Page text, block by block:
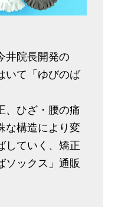
井院長開発の
いて「ゆびのば
、ひざ・腰の痛
な構造により変
していく、矯正
ソックス」通販